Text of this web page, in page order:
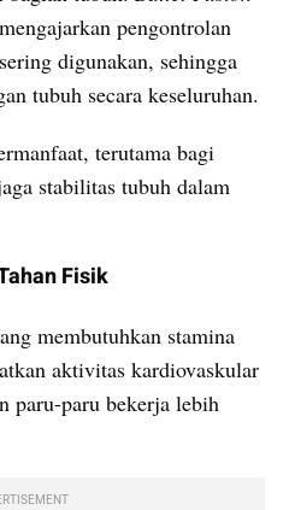
pengontrolan
digunakan, sehingga
tubuh secara keseluruhan.
terutama bagi
stabilitas tubuh dalam
Fisik
membutuhkan stamina
aktivitas kardiovaskular
paru-paru bekerja lebih